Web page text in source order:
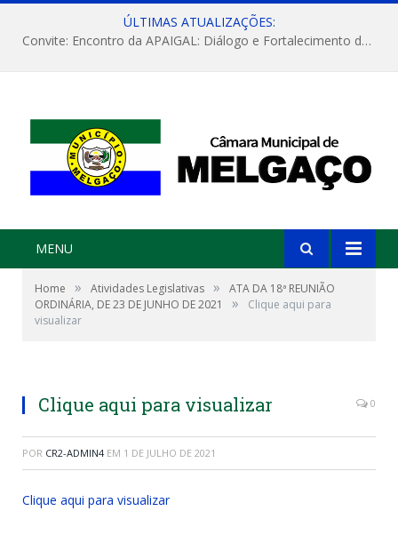
ÚLTIMAS ATUALIZAÇÕES:
Convite: Encontro da APAIGAL: Diálogo e Fortalecimento da Agricultura Familiar
MENU
Home » Atividades Legislativas »
ATA DA 18ª REUNIÃO
ORDINÁRIA, DE 23 DE JUNHO DE 2021
»
Clique aqui para
visualizar
Clique aqui para visualizar 0
POR CR2-ADMIN4 EM 1 DE JULHO DE 2021
Clique aqui para visualizar